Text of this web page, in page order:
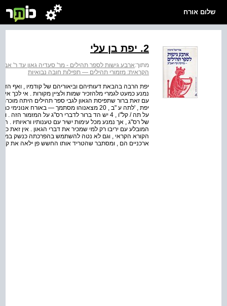
שלום אורח
2. יפת בן עלי
מתוך:ארבע גישות לספר תהילים - מר' סעדיה גאון עד ר'
הקראית: מזמורי תהילים — תפילות חובה נבואיות
נמנע כמעט לגמרי מלהזכיר שמות ולציין מקורות . אי לכך
עם זאת ברור שתפיסת הגאון לגבי ספר תהילים היתה מוכרת
יפת , 'לתה ע "ב , 20 מצאנוהו מסתמך — באורח
על תה / קל"ו , 4 יש הד ברור לדברי רס"ג על
של רס"ג , אך נמנע מכל עימות ישיר עם טענותיו
המובלע עם יריבו רק למי שמכיר את דברי הגאון . אין זאת
הקורא הקראי , וגם לא נטה להשתמש בהפרכתה כנשק
ארכניים הם , ומסתבר שהטריד אותו החשש פן ילאה את